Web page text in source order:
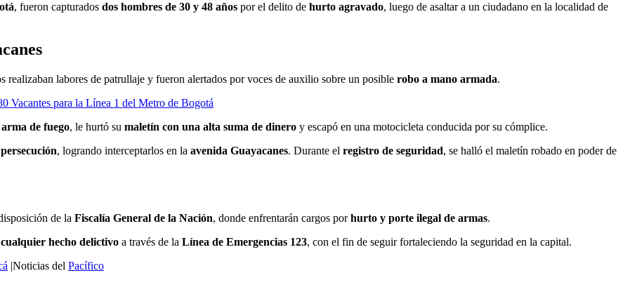
, fueron capturados dos hombres de 30 y 48 años por el delito de hurto agravado, luego de asaltar a un ciudadano en la localidad de
realizaban labores de patrullaje y fueron alertados por voces de auxilio sobre un posible robo a mano armada.
Vacantes para la Línea 1 del Metro de Bogotá
de fuego, le hurtó su maletín con una alta suma de dinero y escapó en una motocicleta conducida por su cómplice.
persecución, logrando interceptarlos en la avenida Guayacanes. Durante el registro de seguridad, se halló el maletín robado en poder de
de la Fiscalía General de la Nación, donde enfrentarán cargos porhurto y porte ilegal de armas.
hecho delictivo a través de la Línea de Emergencias 123, con el fin de seguir fortaleciendo la seguridad en la capital.
|Noticias del Pacífico